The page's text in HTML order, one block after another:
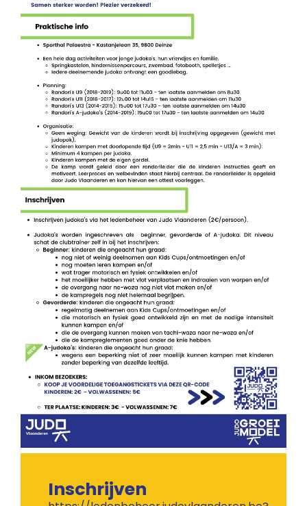
Inschrijven